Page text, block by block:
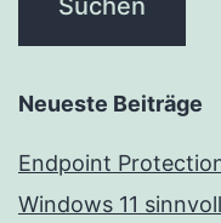
Neueste Beiträge
Endpoint
Windows 11